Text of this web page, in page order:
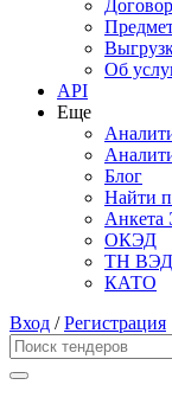
Об
API
Еще
Блог
Найти
ОКЭД
ТН ВЭД
КАТО
Вход /Регистрация